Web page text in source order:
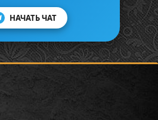
НАЧАТЬ ЧАТ